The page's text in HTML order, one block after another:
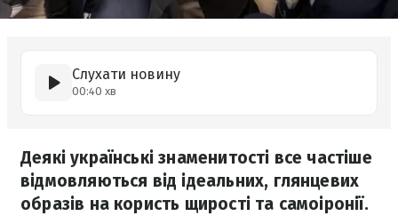
Слухати новину
00:40 хв
Деякі українські знаменитості все частіше
відмовляються від ідеальних, глянцевих
образів на користь щирості та самоіронії.